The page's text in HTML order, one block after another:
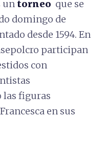
un torneo que se
domingo de
desde 1594. En
participan
con
las figuras
en sus